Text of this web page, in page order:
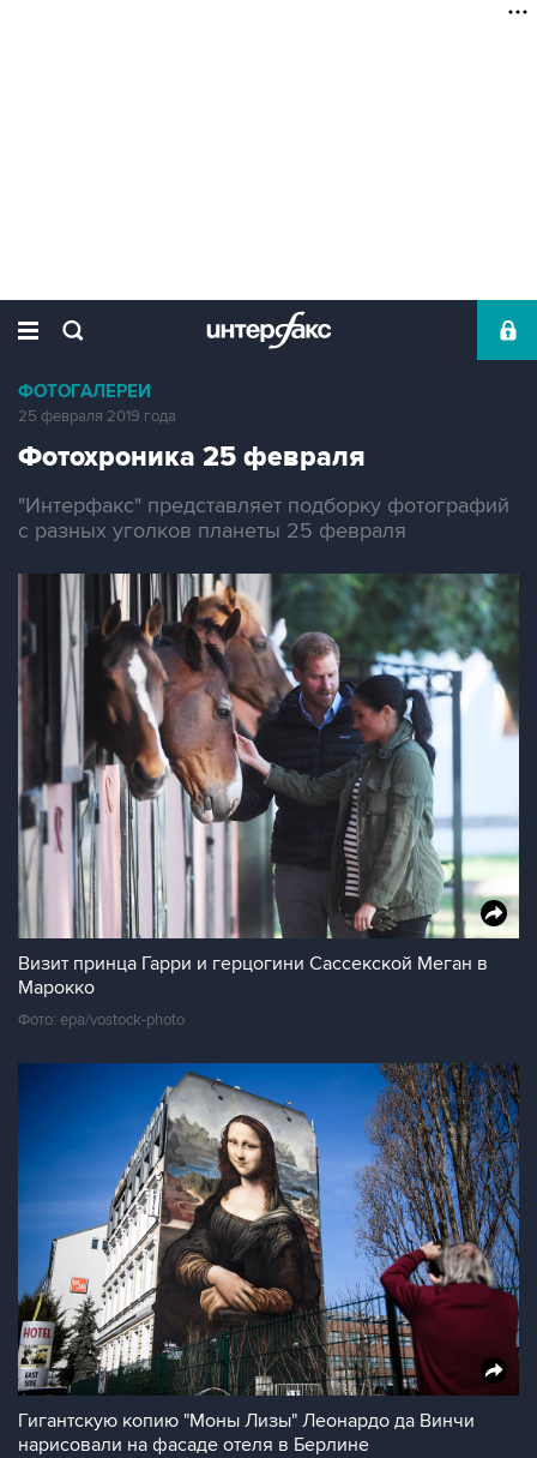
ФОТОГАЛЕРЕИ
25 февраля 2019 года
Фотохроника 25 февраля
"Интерфакс" представляет подборку фотографий
с разных уголков планеты 25 февраля
Визит принца Гарри и герцогини Сассекской Меган в
Марокко
Фото: epa/vostock-photo
Гигантскую копию "Моны Лизы" Леонардо да Винчи
нарисовали на фасаде отеля в Берлине